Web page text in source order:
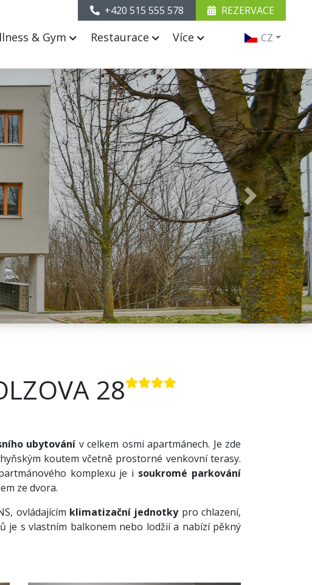
& Gym Restaurace Více
+420 515 555 578 REZERVACE
CZ
Next
28
ubytování v celkem osmi apartmánech. Je zde
koutem včetně prostorné venkovní terasy.
komplexu je i soukromé parkování
ze dvora.
ovládajícím klimatizační jednotky pro chlazení,
je s vlastním balkonem nebo lodžií a nabízí pěkný